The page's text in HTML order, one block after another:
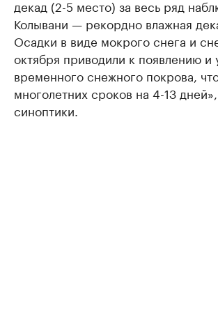
декад (2-5 место) за весь ряд
Колывани — рекордно влажная
Осадки в виде мокрого снега и
октября приводили к появлению и
временного снежного покрова,
многолетних сроков на 4-13
синоптики.